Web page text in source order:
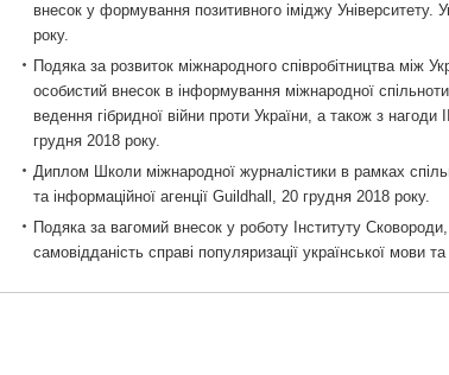
внесок у формування позитивного іміджу
року.
Подяка за розвиток міжнародного співробітництва між
особистий внесок в інформування міжнародної
ведення гібридної війни проти України, а також з нагоди
грудня 2018 року.
Диплом Школи міжнародної журналістики в рамках
та інформаційної агенції Guildhall, 20 грудня 2018 року.
Подяка за вагомий внесок у роботу Інституту
самовідданість справі популяризації української мови